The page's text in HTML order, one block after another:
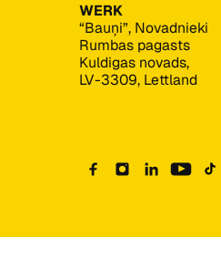
WERK
“Bauņi”, Novadnieki
Rumbas pagasts
Kuldigas novads,
LV-3309, Lettland